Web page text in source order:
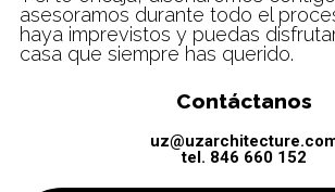
asesoramos durante todo el
haya imprevistos y puedas
casa que siempre has querido.
Contáctanos
tel. 846 660 152